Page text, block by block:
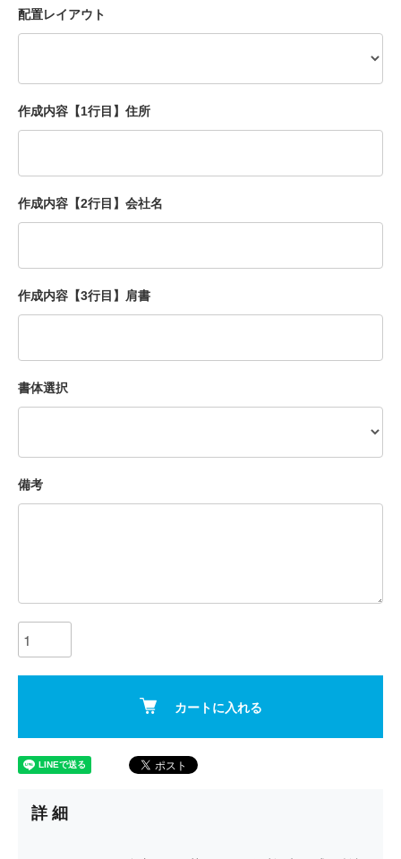
配置レイアウト
作成内容【1行目】住所
作成内容【2行目】会社名
作成内容【3行目】肩書
書体選択
備考
カートに入れる
詳細